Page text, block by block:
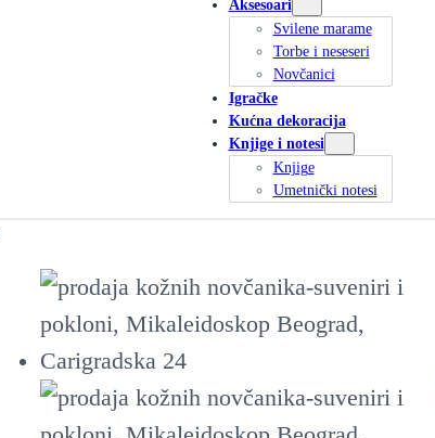
Aksesoari
Svilene marame
Torbe i neseseri
Novčanici
Igračke
Kućna dekoracija
Knjige i notesi
Knjige
Umetnički notesi